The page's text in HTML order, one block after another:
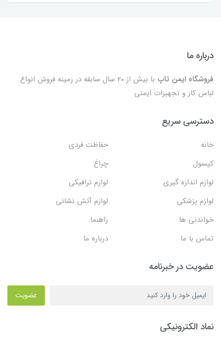
درباره ما
فروشگاه ایمن تاپ
با بیش از ۲۰ سال سابقه در زمینه فروش انواع
لباس کار و تجهیزات ایمنی
دسترسی سریع
خانه
حفاظت فردی
کپسول
چراغ
لوازم اندازه گیری
لوازم ترافیکی
لوازم پزشکی
لوازم آتش نشانی
خواندنی ها
راهنما
تماس با ما
درباره ما
عضویت در خبرنامه
عضویت
نماد الکترونیکی